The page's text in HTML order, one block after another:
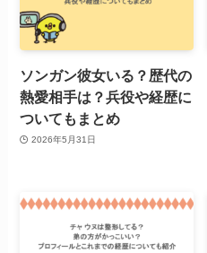
ソンガン彼女いる？歴代の
熱愛相手は？兵役や経歴に
ついてもまとめ
2026年5月31日